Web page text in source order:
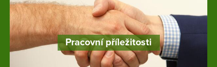
Pracovní příležitosti